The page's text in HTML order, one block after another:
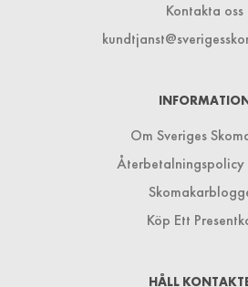
Kontakta oss
Om Sveriges
Återbetalningspolicy
Köp Ett
HÅLL